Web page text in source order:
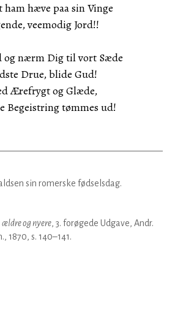
ham hæve paa sin Vinge
veemodig Jord!!
og nærm Dig til vort Sæde
Drue, blide Gud!
Ærefrygt og Glæde,
Begeistring tømmes ud!
sin romerske fødselsdag.
ældre og nyere, 3. forøgede Udgave, Andr.
1870, s. 140–141.